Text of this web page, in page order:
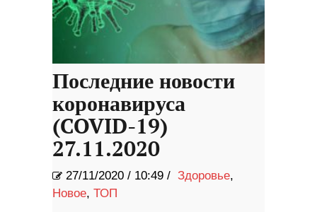
Последние новости
коронавируса
(COVID-19)
27.11.2020
27/11/2020 / 10:49 / Здоровье,
Новое, ТОП